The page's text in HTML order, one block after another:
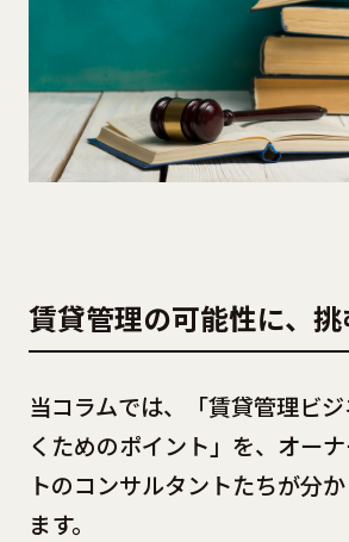
賃貸管理の可能性に、挑
当コラムでは、「賃貸管理ビ
くためのポイント」を、オー
トのコンサルタントたちが分
ます。